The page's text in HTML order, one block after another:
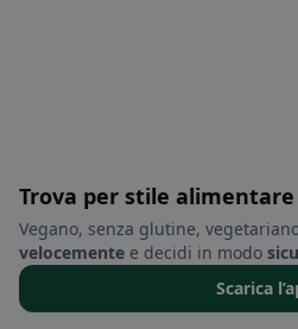
Trova per stile alimentare
Vegano, senza glutine,
velocemente e decidi in modo
Scarica